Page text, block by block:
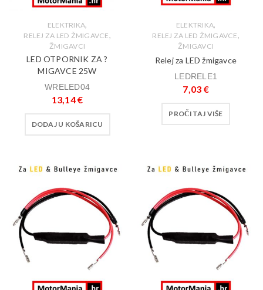
ELEKTRIKA,
RELEJ ZA LED ŽMIGAVCE,
ŽMIGAVCI
LED OTPORNIK ZA ?
MIGAVCE 25W
WRELED04
13,14€
DODAJ U KOŠARICU
ELEKTRIKA,
RELEJ ZA LED ŽMIGAVCE,
ŽMIGAVCI
Relej za LED žmigavce
LEDRELE1
7,03 €
PROČITAJ VIŠE